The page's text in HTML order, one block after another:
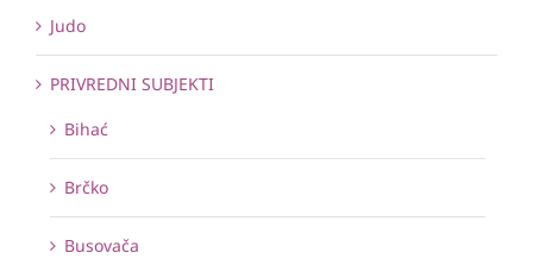
Judo
PRIVREDNI SUBJEKTI
Bihać
Brčko
Busovača